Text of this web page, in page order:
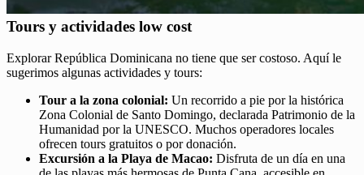
Tours y actividades low cost
Explorar República Dominicana no tiene que ser costoso. Aquí le
sugerimos algunas actividades y tours:
Tour a la zona colonial: Un recorrido a pie por la histórica
Zona Colonial de Santo Domingo, declarada Patrimonio de la
Humanidad por la UNESCO. Muchos operadores locales
ofrecen tours gratuitos o por donación.
Excursión a la Playa de Macao: Disfruta de un día en una